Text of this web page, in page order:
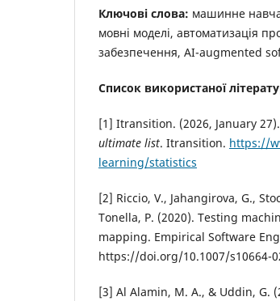
Ключові слова: машинне
мовні моделі, автоматизація
забезпечення, AI-augmented
Список використаної
[1] Itransition. (2026, January 27).
ultimate list. Itransition. https://
learning/statistics
[2] Riccio, V., Jahangirova, G.,
Tonella, P. (2020). Testing
mapping. Empirical Software
https://doi.org/10.1007/s10664-
[3] Al Alamin, M. A., & Uddin, G.